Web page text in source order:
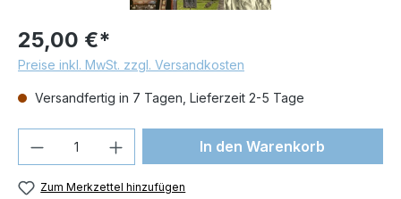
25,00 €*
Preise inkl. MwSt. zzgl. Versandkosten
Versandfertig in 7 Tagen, Lieferzeit 2-5 Tage
Produkt Anzahl: Gib denIn den Warenkorb
Zum Merkzettel hinzufügen